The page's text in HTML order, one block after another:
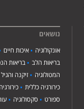
נושאים
אונקולוגיה איכות חיים
בריאות הלב
בריאות
המטולוגיה
זיקנה
כירורגיה כללית
ספורט
סקסולוגיה